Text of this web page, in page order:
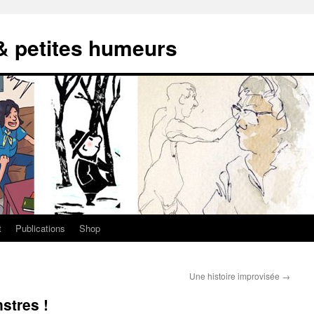
petites humeurs
Publications Shop
Une histoire improvisée →
!